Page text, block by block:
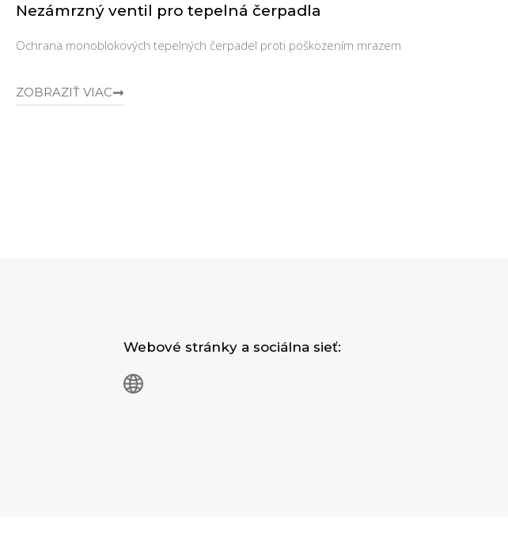
Nezámrzný ventil pro tepelná čerpadla
Ochrana monoblokových tepelných čerpadel proti poškozením mrazem
ZOBRAZIŤ VIAC
Webové stránky a sociálna sieť: